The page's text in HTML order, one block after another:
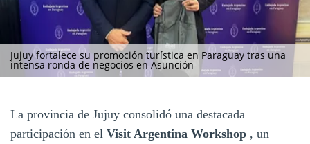
Jujuy fortalece su promoción turística en Paraguay tras una
intensa ronda de negocios en Asunción
La provincia de Jujuy consolidó una destacada
participación en el Visit Argentina Workshop , un